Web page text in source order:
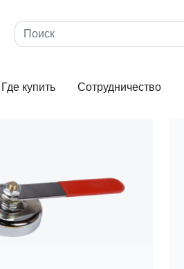
Где купить Сотрудничество